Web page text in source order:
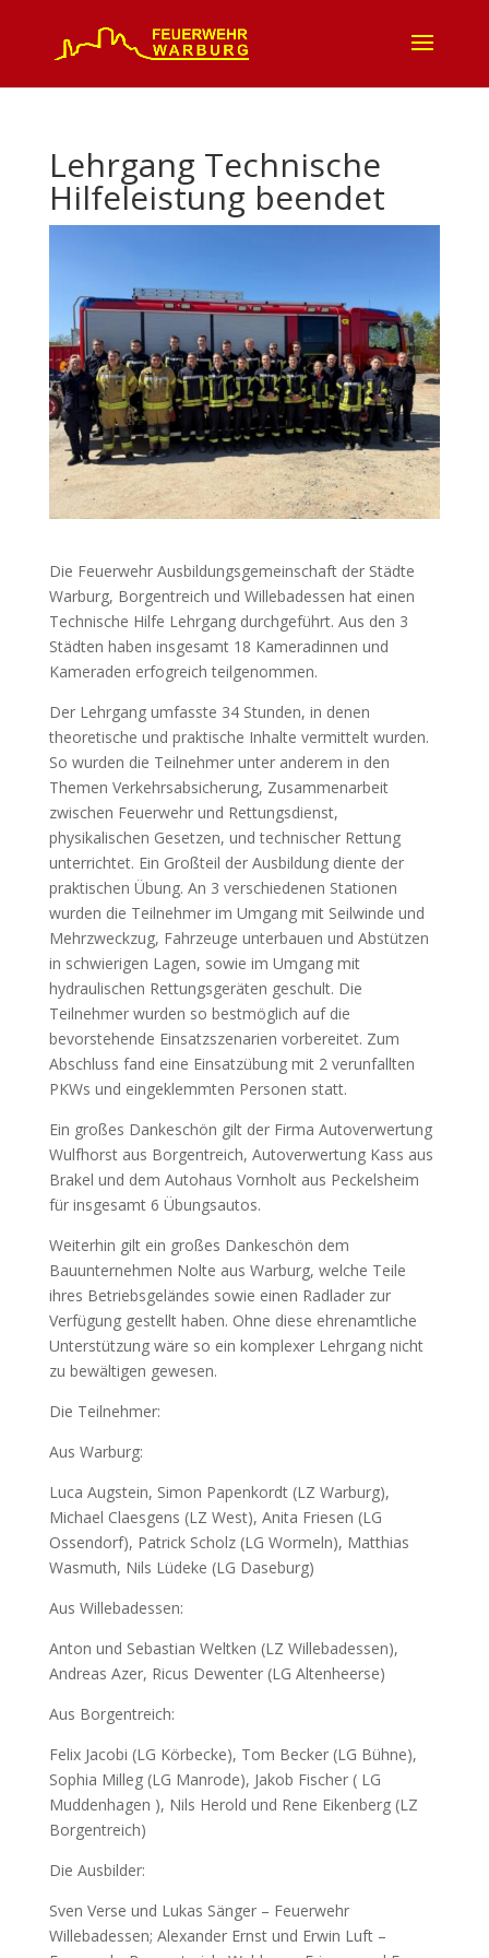
Lehrgang Technische
Hilfeleistung beendet
Die Feuerwehr Ausbildungsgemeinschaft der Städte
Warburg, Borgentreich und Willebadessen hat einen
Technische Hilfe Lehrgang durchgeführt. Aus den 3
Städten haben insgesamt 18 Kameradinnen und
Kameraden erfogreich teilgenommen.
Der Lehrgang umfasste 34 Stunden, in denen
theoretische und praktische Inhalte vermittelt wurden.
So wurden die Teilnehmer unter anderem in den
Themen Verkehrsabsicherung, Zusammenarbeit
zwischen Feuerwehr und Rettungsdienst,
physikalischen Gesetzen, und technischer Rettung
unterrichtet. Ein Großteil der Ausbildung diente der
praktischen Übung. An 3 verschiedenen Stationen
wurden die Teilnehmer im Umgang mit Seilwinde und
Mehrzweckzug, Fahrzeuge unterbauen und Abstützen
in schwierigen Lagen, sowie im Umgang mit
hydraulischen Rettungsgeräten geschult. Die
Teilnehmer wurden so bestmöglich auf die
bevorstehende Einsatzszenarien vorbereitet. Zum
Abschluss fand eine Einsatzübung mit 2 verunfallten
PKWs und eingeklemmten Personen statt.
Ein großes Dankeschön gilt der Firma Autoverwertung
Wulfhorst aus Borgentreich, Autoverwertung Kass aus
Brakel und dem Autohaus Vornholt aus Peckelsheim
für insgesamt 6 Übungsautos.
Weiterhin gilt ein großes Dankeschön dem
Bauunternehmen Nolte aus Warburg, welche Teile
ihres Betriebsgeländes sowie einen Radlader zur
Verfügung gestellt haben. Ohne diese ehrenamtliche
Unterstützung wäre so ein komplexer Lehrgang nicht
zu bewältigen gewesen.
Die Teilnehmer:
Aus Warburg:
Luca Augstein, Simon Papenkordt (LZ Warburg),
Michael Claesgens (LZ West), Anita Friesen (LG
Ossendorf), Patrick Scholz (LG Wormeln), Matthias
Wasmuth, Nils Lüdeke (LG Daseburg)
Aus Willebadessen:
Anton und Sebastian Weltken (LZ Willebadessen),
Andreas Azer, Ricus Dewenter (LG Altenheerse)
Aus Borgentreich:
Felix Jacobi (LG Körbecke), Tom Becker (LG Bühne),
Sophia Milleg (LG Manrode), Jakob Fischer ( LG
Muddenhagen ), Nils Herold und Rene Eikenberg (LZ
Borgentreich)
Die Ausbilder:
Sven Verse und Lukas Sänger – Feuerwehr
Willebadessen; Alexander Ernst und Erwin Luft –